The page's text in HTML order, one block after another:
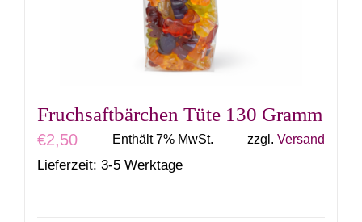
Fruchsaftbärchen Tüte 130 Gramm
€2,50 Enthält 7% MwSt. zzgl. Versand
Lieferzeit: 3-5 Werktage